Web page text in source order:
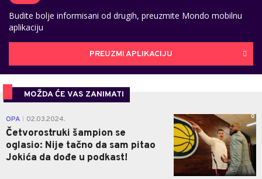
Budite bolje informisani od drugih, preuzmite Mondo mobilnu
aplikaciju
PREUZMI APLIKACIJU
MOŽDA ĆE VAS ZANIMATI
OPA 02.03.2024.
Četvorostruki šampion se
oglasio: Nije tačno da sam pitao
Jokića da dođe u podkast!
0